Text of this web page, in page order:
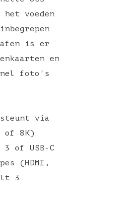
het voeden
is er
en
snel foto's
via
of 8K)
of USB-C
(HDMI,
3